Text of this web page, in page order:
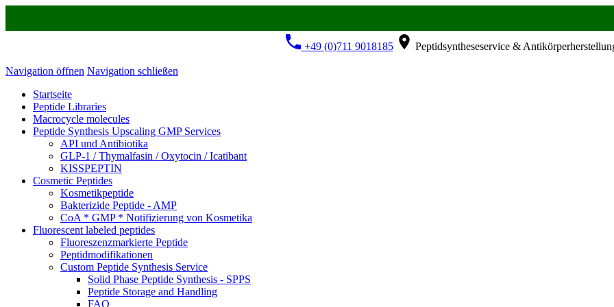
+49 (0)711 9018185 Peptidsyntheseservice &
Navigation öffnen Navigation schließen
Startseite
Peptide Libraries
Macrocycle molecules
Peptide Synthesis Upscaling GMP Services
API und Antibiotika
GLP-1 / Thymalfasin / Oxytocin / Icatibant
KISSPEPTIN
Cosmetic Peptides
Kosmetikpeptide
Bakterizide Peptide - AMP
CoA * GMP * Notifizierung von Kosmetika
Fluorescent labeled peptides
Fluoreszenzmarkierte Peptide
Peptidmodifikationen
Custom Peptide Synthesis Service
Solid Phase Peptide Synthesis - SPPS
Peptide Storage and Handling
FAQ